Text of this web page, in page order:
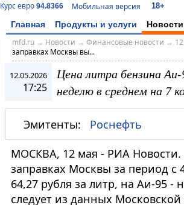
Курс евро 94.8366 Мобильная версия 18+
Главная Продукты и услуги Новости
mfd.ru→ Новости → Финансовые новости →
заправках Москвы вы...
12.05.2026
17:25
Цена литра бензина
неделю в среднем на 7
Эмитенты: Роснефть
МОСКВА, 12 мая - РИА
заправках Москвы за период с
64,27 рубля за литр, на Аи-95 -
следует из данных